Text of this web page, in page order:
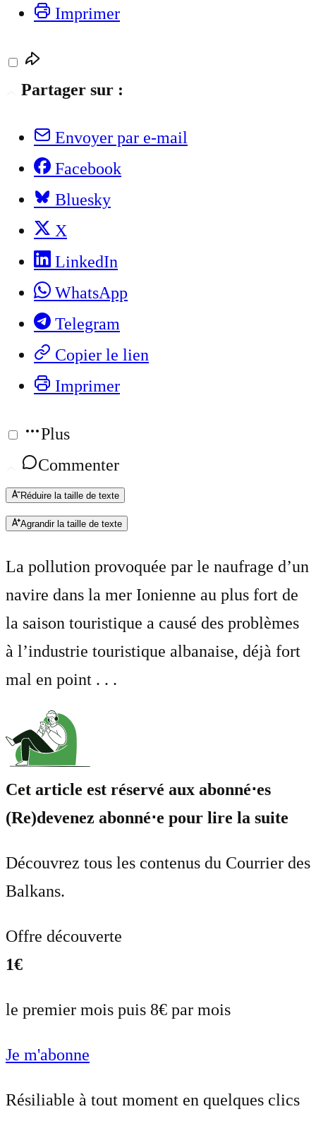
Imprimer
Partager sur :
Envoyer par e-mail
Facebook
Bluesky
X
LinkedIn
WhatsApp
Telegram
Copier le lien
Imprimer
Plus
Commenter
Réduire la taille de texte
Agrandir la taille de texte
La pollution provoquée par le naufrage d’un
navire dans la mer Ionienne au plus fort de
la saison touristique a causé des problèmes
à l’industrie touristique albanaise, déjà fort
mal en point . . .
Cet article est réservé aux abonné⋅es
(Re)devenez abonné⋅e pour lire la suite
Découvrez tous les contenus du Courrier des
Balkans.
Offre découverte
1€
le premier mois puis 8€ par mois
Je m'abonne
Résiliable à tout moment en quelques clics